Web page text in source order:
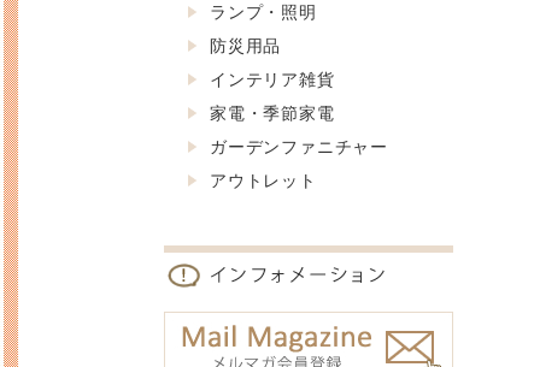
ランプ・照明
防災用品
インテリア雑貨
家電・季節家電
ガーデンファニチャー
アウトレット